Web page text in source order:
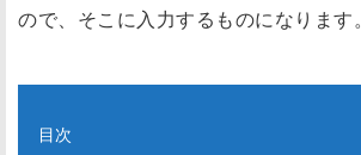
ので、そこに入力するものになります。
目次